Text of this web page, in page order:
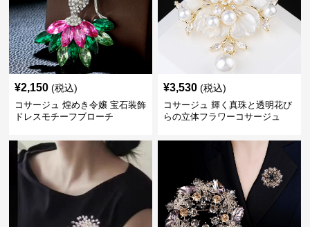
¥2,150 (税込)
コサージュ 煌めき令嬢 宝石装飾
ドレスモチーフブローチ
¥3,530 (税込)
コサージュ 輝く真珠と透明花び
らの立体フラワーコサージュ